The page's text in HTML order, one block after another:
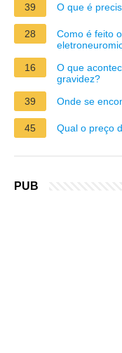
39 O que é
28
Como é feito
16
O que
gravidez?
39
Onde se
45 Qual o preço
PUB